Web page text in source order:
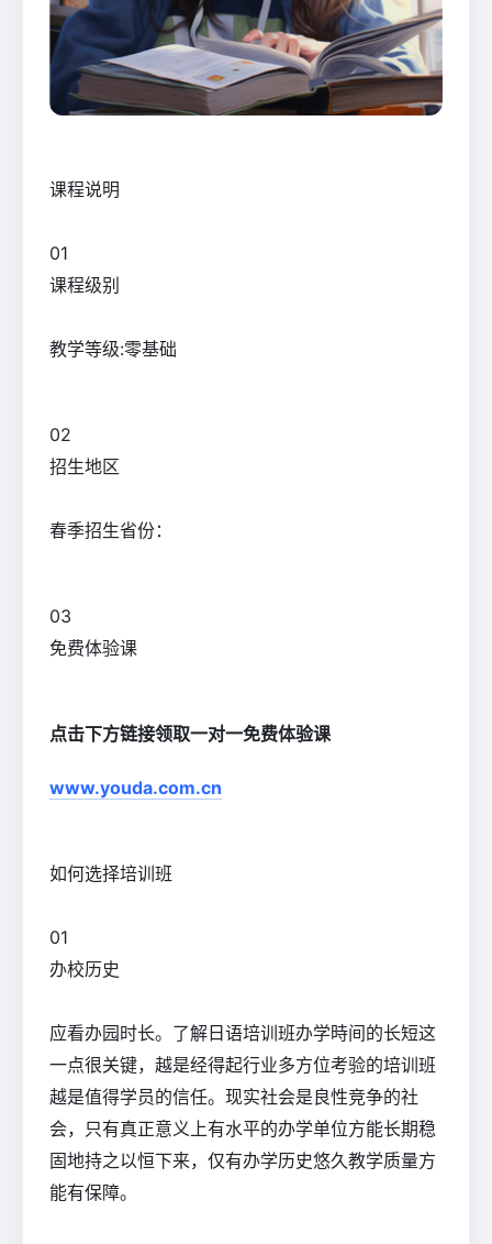
课程说明
01
课程级别
教学等级:零基础
02
招生地区
春季招生省份：
03
免费体验课
点击下方链接领取一对一免费体验课
www.youda.com.cn
如何选择培训班
01
办校历史
应看办园时长。了解日语培训班办学時间的长短这
一点很关键，越是经得起行业多方位考验的培训班
越是值得学员的信任。现实社会是良性竞争的社
会，只有真正意义上有水平的办学单位方能长期稳
固地持之以恒下来，仅有办学历史悠久教学质量方
能有保障。